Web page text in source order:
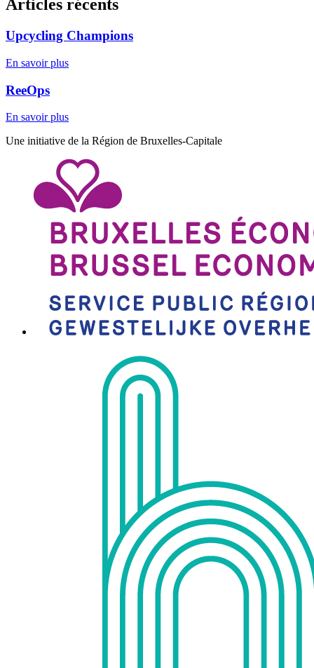
Articles récents
Upcycling Champions
En savoir plus
ReeOps
En savoir plus
Une initiative de la Région de Bruxelles-Capitale